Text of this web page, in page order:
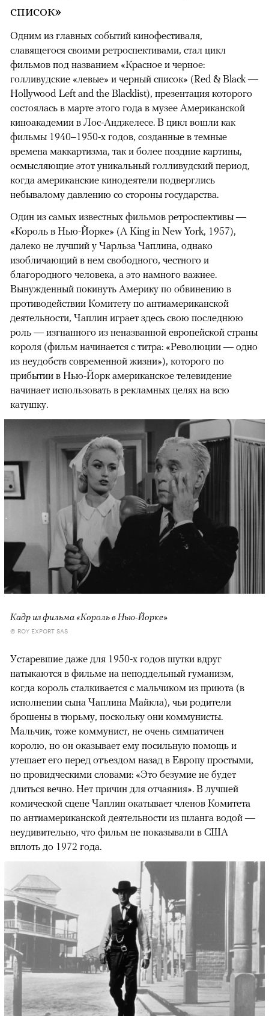
список»
Одним из главных событий кинофестиваля,
славящегося своими ретроспективами, стал цикл
фильмов под названием «Красное и черное:
голливудские «левые» и черный список» (Red & Black —
Hollywood Left and the Blacklist), презентация которого
состоялась в марте этого года в музее Американской
киноакадемии в Лос-Анджелесе. В цикл вошли как
фильмы 1940–1950-х годов, созданные в темные
времена маккартизма, так и более поздние картины,
осмысляющие этот уникальный голливудский период,
когда американские кинодеятели подверглись
небывалому давлению со стороны государства.
Один из самых известных фильмов ретроспективы —
«Король в Нью-Йорке» (A King in New York, 1957),
далеко не лучший у Чарльза Чаплина, однако
изобличающий в нем свободного, честного и
благородного человека, а это намного важнее.
Вынужденный покинуть Америку по обвинению в
противодействии Комитету по антиамериканской
деятельности, Чаплин играет здесь свою последнюю
роль — изгнанного из неназванной европейской страны
короля (фильм начинается с титра: «Революции — одно
из неудобств современной жизни»), которого по
прибытии в Нью-Йорк американское телевидение
начинает использовать в рекламных целях на всю
катушку.
Кадр из фильма «Король в Нью-Йорке»
© ROY EXPORT SAS
Устаревшие даже для 1950-х годов шутки вдруг
натыкаются в фильме на неподдельный гуманизм,
когда король сталкивается с мальчиком из приюта (в
исполнении сына Чаплина Майкла), чьи родители
брошены в тюрьму, поскольку они коммунисты.
Мальчик, тоже коммунист, не очень симпатичен
королю, но он оказывает ему посильную помощь и
утешает его перед отъездом назад в Европу простыми,
но провидческими словами: «Это безумие не будет
длиться вечно. Нет причин для отчаяния». В лучшей
комической сцене Чаплин окатывает членов Комитета
по антиамериканской деятельности из шланга водой —
неудивительно, что фильм не показывали в США
вплоть до 1972 года.